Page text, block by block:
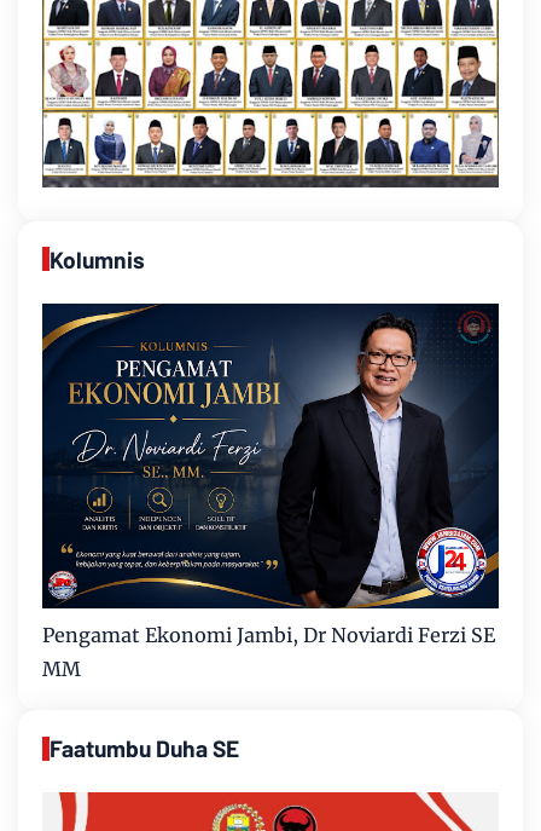
Kolumnis
Pengamat Ekonomi Jambi, Dr Noviardi Ferzi SE
MM
Faatumbu Duha SE